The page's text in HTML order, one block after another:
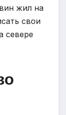
жил на
свои
севере